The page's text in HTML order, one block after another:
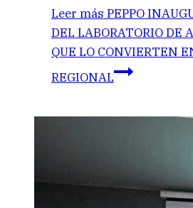
Leer más PEPPO
DEL LABORATORIO DE
QUE LO CONVIERTEN
REGIONAL